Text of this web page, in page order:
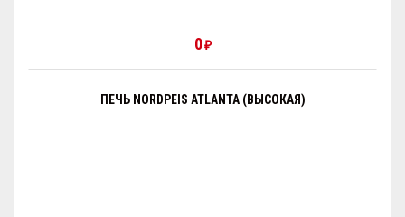
0₽
ПЕЧЬ NORDPEIS ATLANTA (ВЫСОКАЯ)